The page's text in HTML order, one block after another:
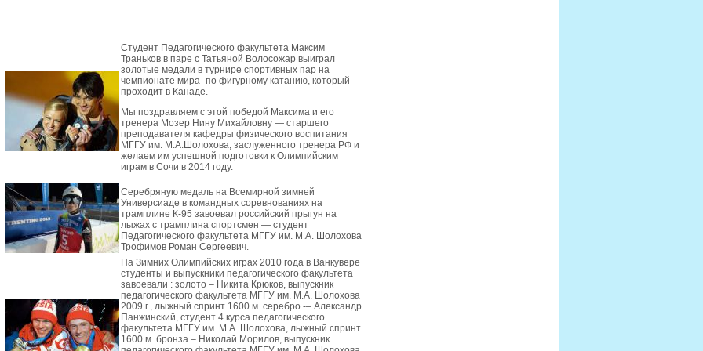
Студент Педагогического факультета Максим
Траньков в паре с Татьяной Волосожар выиграл
золотые медали в турнире спортивных пар на
чемпионате мира -по фигурному катанию, который
проходит в Канаде. —
Мы поздравляем с этой победой Максима и его
тренера Мозер Нину Михайловну — старшего
преподавателя кафедры физического воспитания
МГГУ им. М.А.Шолохова, заслуженного тренера РФ и
желаем им успешной подготовки к Олимпийским
играм в Сочи в 2014 году.
Серебряную медаль на Всемирной зимней
Универсиаде в командных соревнованиях на
трамплине К-95 завоевал российский прыгун на
лыжах с трамплина спортсмен — студент
Педагогического факультета МГГУ им. М.А. Шолохова
Трофимов Роман Сергеевич.
На Зимних Олимпийских играх 2010 года в Ванкувере
студенты и выпускники педагогического факультета
завоевали : золото – Никита Крюков, выпускник
педагогического факультета МГГУ им. М.А. Шолохова
2009 г., лыжный спринт 1600 м. серебро -– Александр
Панжинский, студент 4 курса педагогического
факультета МГГУ им. М.А. Шолохова, лыжный спринт
1600 м. бронза – Николай Морилов, выпускник